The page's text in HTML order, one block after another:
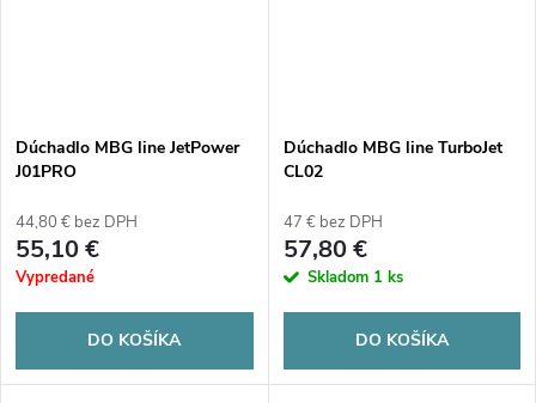
Dúchadlo MBG line JetPower
J01PRO
44,80 € bez DPH
55,10 €
Vypredané
DO KOŠÍKA
Dúchadlo MBG line TurboJet
CL02
47 € bez DPH
57,80 €
Skladom 1 ks
DO KOŠÍKA